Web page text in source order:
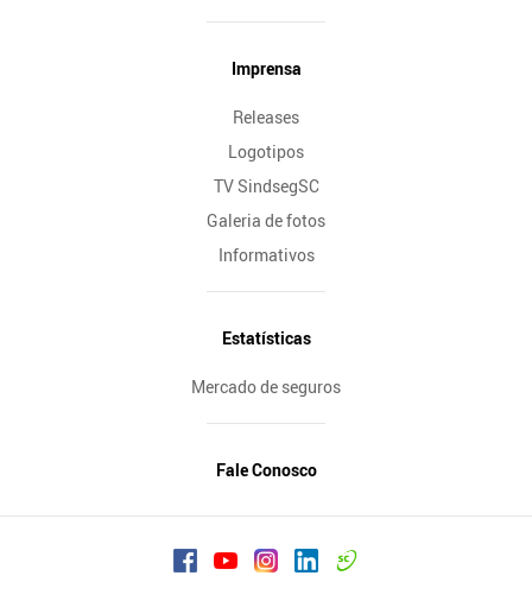
Imprensa
Releases
Logotipos
TV SindsegSC
Galeria de fotos
Informativos
Estatísticas
Mercado de seguros
Fale Conosco